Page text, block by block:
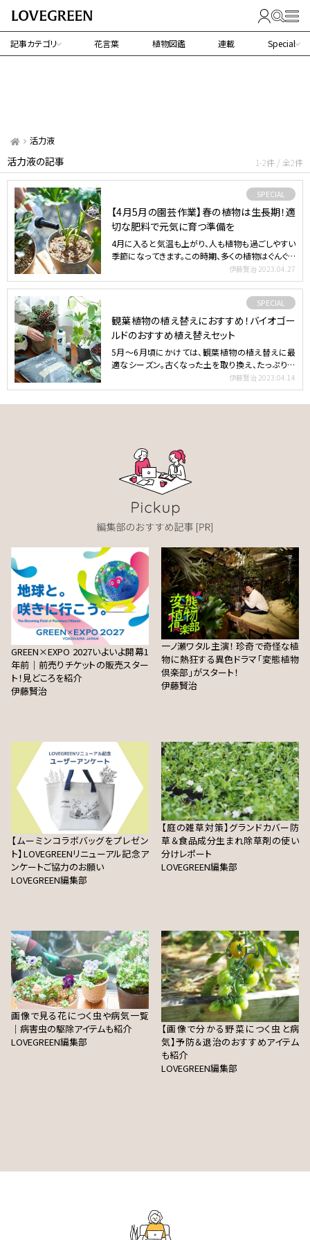
記事カテゴリ 花言葉 植物図鑑 連載 Special
活力液
活力液の記事 1-2件 / 全2件
SPECIAL
【4月5月の園芸作業】春の植物は生長期！適
切な肥料で元気に育つ準備を
4月に入ると気温も上がり、人も植物も過ごしやすい
季節になってきます。この時期、多くの植物はぐんぐん
伊藤賢治 2023.04.27
SPECIAL
観葉植物の植え替えにおすすめ！バイオゴー
ルドのおすすめ植え替えセット
5月～6月頃にかけては、観葉植物の植え替えに最
適なシーズン。古くなった土を取り換え、たっぷりの
伊藤賢治 2023.04.14
GREEN×EXPO 2027いよいよ開幕1
年前｜前売りチケットの販売スター
ト！見どころを紹介
伊藤賢治
一ノ瀬ワタル主演！ 珍奇で奇怪な植
物に熱狂する異色ドラマ「変態植物
倶楽部」がスタート！
伊藤賢治
【ムーミンコラボバッグをプレゼン
ト】LOVEGREENリニューアル記念ア
ンケートご協力のお願い
LOVEGREEN編集部
【庭の雑草対策】グランドカバー防
草＆食品成分生まれ除草剤の使い
分けレポート
LOVEGREEN編集部
画像で見る花につく虫や病気一覧
｜病害虫の駆除アイテムも紹介
LOVEGREEN編集部
【画像で分かる野菜につく虫と病
気】予防＆退治のおすすめアイテム
も紹介
LOVEGREEN編集部